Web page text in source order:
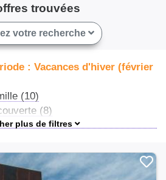
trouvées
votre recherche
: Vacances d'hiver (février
(10)
(8)